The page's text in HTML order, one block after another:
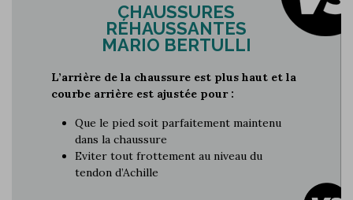
CHAUSSURES
RÉHAUSSANTES
MARIO BERTULLI
L’arrière de la chaussure est plus haut et la
courbe arrière est ajustée pour :
Que le pied soit parfaitement maintenu
dans la chaussure
Eviter tout frottement au niveau du
tendon d’Achille